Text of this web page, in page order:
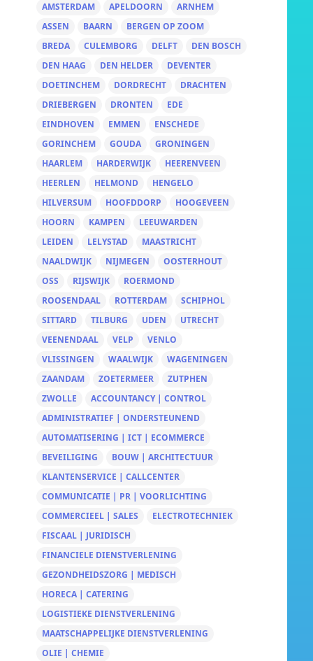
AMSTERDAM
APELDOORN
ARNHEM
ASSEN
BAARN
BERGEN OP ZOOM
BREDA
CULEMBORG DELFT
DEN BOSCH
DEN HAAG
DEN HELDER
DEVENTER
DOETINCHEM
DORDRECHT
DRACHTEN
DRIEBERGEN
DRONTEN
EDE
EINDHOVEN
EMMEN
ENSCHEDE
GORINCHEM
GOUDA
GRONINGEN
HAARLEM
HARDERWIJK
HEERENVEEN
HEERLEN
HELMOND
HENGELO
HILVERSUM
HOOFDDORP
HOOGEVEEN
HOORN
KAMPEN
LEEUWARDEN
LEIDEN
LELYSTAD
MAASTRICHT
NAALDWIJK
NIJMEGEN
OOSTERHOUT
OSS
RIJSWIJK
ROERMOND
ROOSENDAAL
ROTTERDAM
SCHIPHOL
SITTARD
TILBURG UDEN
UTRECHT
VEENENDAAL
VELP
VENLO
VLISSINGEN
WAALWIJK
WAGENINGEN
ZAANDAM
ZOETERMEER
ZUTPHEN
ZWOLLE
ACCOUNTANCY | CONTROL
ADMINISTRATIEF | ONDERSTEUNEND
AUTOMATISERING | ICT | ECOMMERCE
BEVEILIGING
BOUW | ARCHITECTUUR
KLANTENSERVICE | CALLCENTER
COMMUNICATIE | PR | VOORLICHTING
COMMERCIEEL | SALES
ELECTROTECHNIEK
FISCAAL | JURIDISCH
FINANCIELE DIENSTVERLENING
GEZONDHEIDSZORG | MEDISCH
HORECA | CATERING
LOGISTIEKE DIENSTVERLENING
MAATSCHAPPELIJKE DIENSTVERLENING
OLIE | CHEMIE